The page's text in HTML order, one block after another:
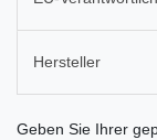
Hersteller
Geben Sie Ihrer